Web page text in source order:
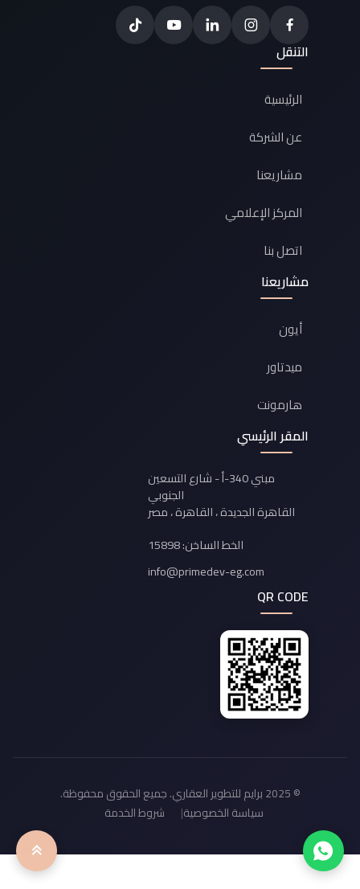
التنقل
الرئيسية
عن الشركة
مشاريعنا
المركز الإعلامي
اتصل بنا
مشاريعنا
أيون
ميدتاور
هارمونت
المقر الرئيسي
مبني 340-أ - شارع التسعين
الجنوبي
القاهرة الجديدة ، القاهرة ، مصر
الخط الساخن: 15898
info@primedev-eg.com
QR CODE
© 2025 برايم للتطوير العقاري. جميع الحقوق محفوظة.
سياسة الخصوصية| شروط الخدمة